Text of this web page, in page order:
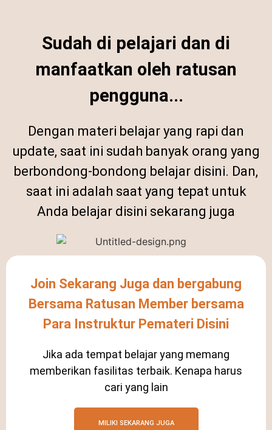
Sudah di pelajari dan di
manfaatkan oleh ratusan
pengguna...
Dengan materi belajar yang rapi dan
update, saat ini sudah banyak orang yang
berbondong-bondong belajar disini. Dan,
saat ini adalah saat yang tepat untuk
Anda belajar disini sekarang juga
Join Sekarang Juga dan bergabung
Bersama Ratusan Member bersama
Para Instruktur Pemateri Disini
Jika ada tempat belajar yang memang
memberikan fasilitas terbaik. Kenapa harus
cari yang lain
MILIKI SEKARANG JUGA